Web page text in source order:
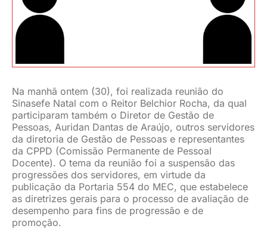
JURÍDICO
CLUBE
CONTATO
Na manhã ontem (30), foi realizada reunião do
Sinasefe Natal com o Reitor Belchior Rocha, da qual
participaram também o Diretor de Gestão de
Pessoas, Auridan Dantas de Araújo, outros servidores
da diretoria de Gestão de Pessoas e representantes
da CPPD (Comissão Permanente de Pessoal
Docente). O tema da reunião foi a suspensão das
progressões dos servidores, em virtude da
publicação da Portaria 554 do MEC, que estabelece
as diretrizes gerais para o processo de avaliação de
desempenho para fins de progressão e de
promoção.